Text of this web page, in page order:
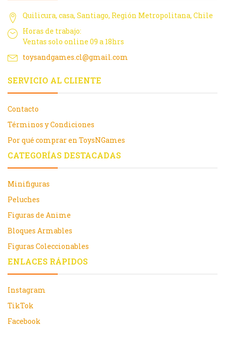
Quilicura, casa, Santiago, Región Metropolitana, Chile
Horas de trabajo:
Ventas solo online 09 a 18hrs
toysandgames.cl@gmail.com
SERVICIO AL CLIENTE
Contacto
Términos y Condiciones
Por qué comprar en ToysNGames
CATEGORÍAS DESTACADAS
Minifiguras
Peluches
Figuras de Anime
Bloques Armables
Figuras Coleccionables
ENLACES RÁPIDOS
Instagram
TikTok
Facebook